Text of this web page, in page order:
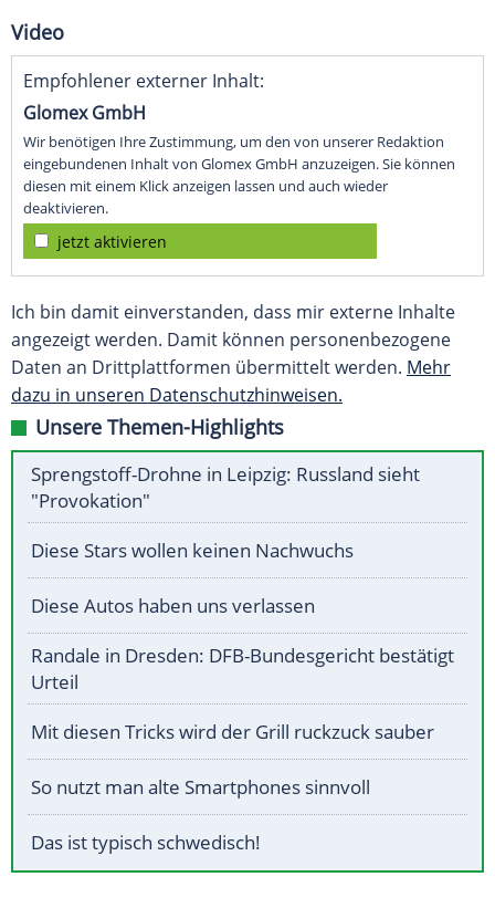
Video
Empfohlener externer Inhalt:
Glomex GmbH
Wir benötigen Ihre Zustimmung, um den von unserer Redaktion
eingebundenen Inhalt von Glomex GmbH anzuzeigen. Sie können
diesen mit einem Klick anzeigen lassen und auch wieder
deaktivieren.
jetzt aktivieren
Ich bin damit einverstanden, dass mir externe Inhalte
angezeigt werden. Damit können personenbezogene
Daten an Drittplattformen übermittelt werden. Mehr
dazu in unseren Datenschutzhinweisen.
Unsere Themen-Highlights
Sprengstoff-Drohne in Leipzig: Russland sieht
"Provokation"
Diese Stars wollen keinen Nachwuchs
Diese Autos haben uns verlassen
Randale in Dresden: DFB-Bundesgericht bestätigt
Urteil
Mit diesen Tricks wird der Grill ruckzuck sauber
So nutzt man alte Smartphones sinnvoll
Das ist typisch schwedisch!